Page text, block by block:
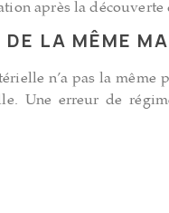
après la découverte
LA MÊME
n’a pas la même
Une erreur de